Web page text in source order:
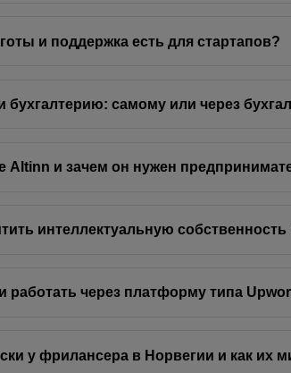
и поддержка есть для стартапов?
бухгалтерию: самому или через
Altinn и зачем он нужен
интеллектуальную
работать через платформу типа
у фрилансера в Норвегии и как их